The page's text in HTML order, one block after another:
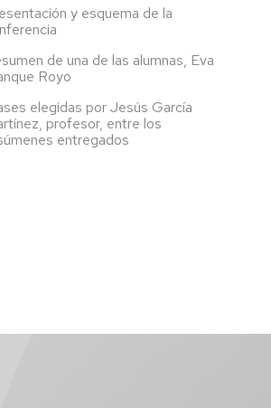
y esquema de la
de una de las alumnas, Eva
Royo
elegidas por Jesús García
profesor, entre los
entregados